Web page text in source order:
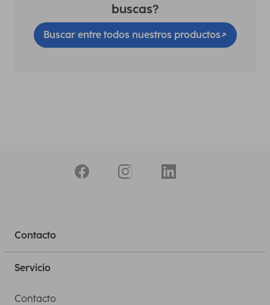
buscas?
Buscar entre todos nuestros productos
Contacto
Servicio
Contacto